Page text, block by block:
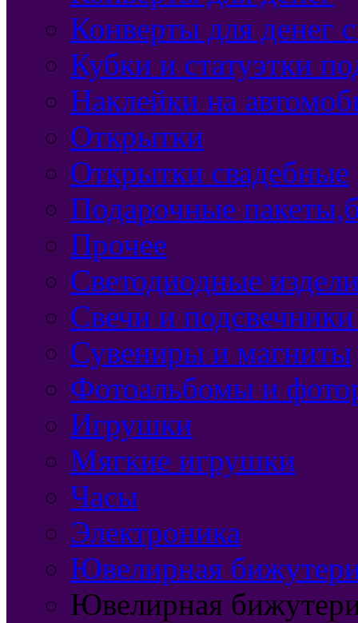
Конверты для денег
Кубки и статуэтки
Наклейки на
Открытки
Открытки свадебные
Подарочные
Прочее
Светодиодные
Свечи и
Сувениры и магниты
Фотоальбомы и
Игрушки
Мягкие игрушки
Часы
Электроника
Ювелирная
Ювелирная